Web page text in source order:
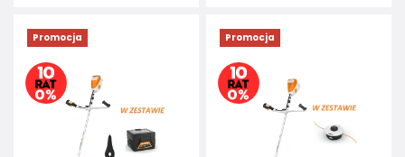
Promocja Promocja